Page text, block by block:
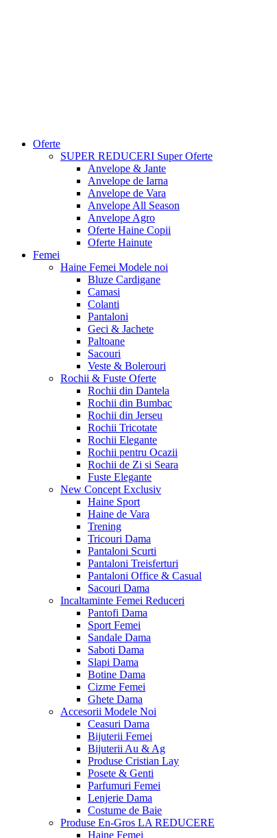
Oferte
SUPER REDUCERI Super Oferte
Anvelope & Jante
Anvelope de Iarna
Anvelope de Vara
Anvelope All Season
Anvelope Agro
Oferte Haine Copii
Oferte Hainute
Femei
Haine Femei Modele noi
Bluze Cardigane
Camasi
Colanti
Pantaloni
Geci & Jachete
Paltoane
Sacouri
Veste & Bolerouri
Rochii & Fuste Oferte
Rochii din Dantela
Rochii din Bumbac
Rochii din Jerseu
Rochii Tricotate
Rochii Elegante
Rochii pentru Ocazii
Rochii de Zi si Seara
Fuste Elegante
New Concept Exclusiv
Haine Sport
Haine de Vara
Trening
Tricouri Dama
Pantaloni Scurti
Pantaloni Treisferturi
Pantaloni Office & Casual
Sacouri Dama
Incaltaminte Femei Reduceri
Pantofi Dama
Sport Femei
Sandale Dama
Saboti Dama
Slapi Dama
Botine Dama
Cizme Femei
Ghete Dama
Accesorii Modele Noi
Ceasuri Dama
Bijuterii Femei
Bijuterii Au & Ag
Produse Cristian Lay
Posete & Genti
Parfumuri Femei
Lenjerie Dama
Costume de Baie
Produse En-Gros LA REDUCERE
Haine Femei